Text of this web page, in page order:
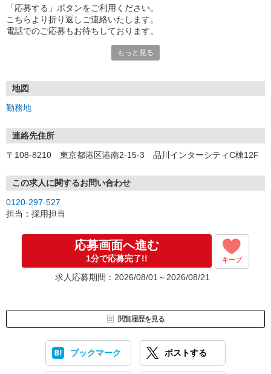
「応募する」ボタンをご利用ください。
こちらより折り返しご連絡いたします。
電話でのご応募もお待ちしております。
ご提出いただいた応募書類は、返却いたしませんので予めご了承く
・マスクの着用
・アルコール消毒、手洗いうがいの徹底
・発熱、風邪症状の場合の自宅療養など
【注意事項】
東京都介護職員就業促進事業につき、当社での就業経験のある方、
学生、Wワーク、自営業などは応募不可（その他規定あり）
もっと見る
地図
勤務地
連絡先住所
〒108-8210 東京都港区港南2-15-3 品川インターシティC棟12F
この求人に関するお問い合わせ
0120-297-527
担当：採用担当
応募画面へ進む
1分で応募完了!! キープ
求人応募期間：2026/08/01～2026/08/21
閲覧履歴を見る
ブックマーク ポストする